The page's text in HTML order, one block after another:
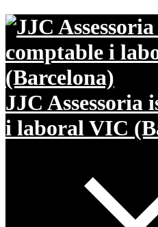
JJC Assessoria
i laboral VIC